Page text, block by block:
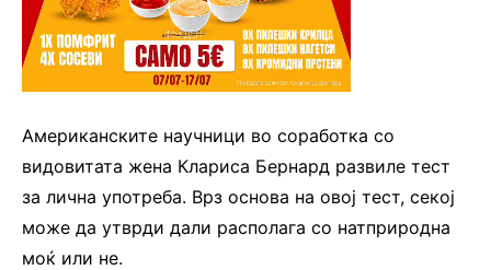
Американските научници во соработка со
видовитата жена Клариса Бернард развиле тест
за лична употреба. Врз основа на овој тест, секој
може да утврди дали располага со натприродна
моќ или не.